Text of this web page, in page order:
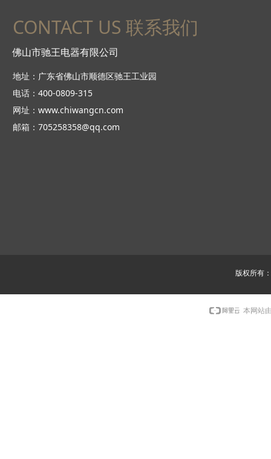
CONTACT US 联系我们
地址：广东省佛山市顺德区驰王工业园
电话：400-0809-315
网址：www.chiwangcn.com
邮箱：705258358@qq.com
佛山市驰王电器有限公司
版权所有
本网站